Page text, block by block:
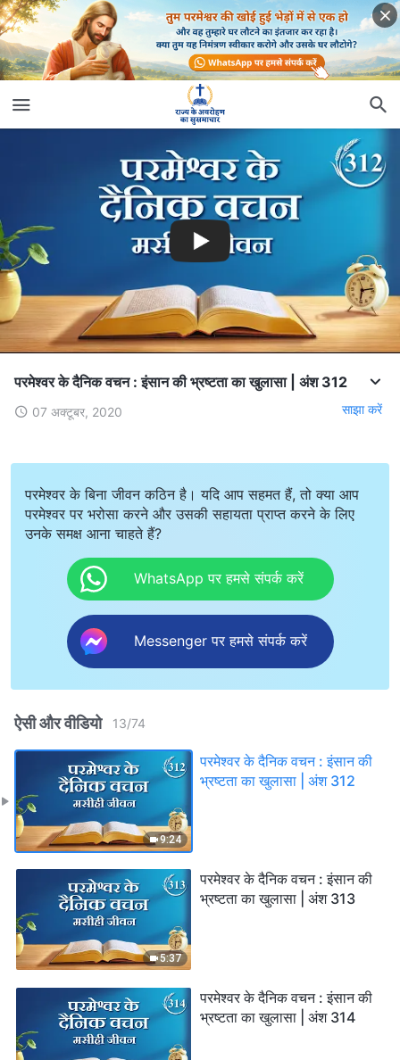
परमेश्वर के दैनिक वचन : इंसान की भ्रष्टता का खुलासा | अंश 312
07 अक्टूबर, 2020 साझा करें
परमेश्वर के बिना जीवन कठिन है। यदि आप सहमत हैं, तो क्या आप
परमेश्वर पर भरोसा करने और उसकी सहायता प्राप्त करने के लिए
उनके समक्ष आना चाहते हैं?
WhatsApp पर हमसे संपर्क करें
Messenger पर हमसे संपर्क करें
ऐसी और वीडियो 13/74
9:24
परमेश्वर के दैनिक वचन : इंसान की
भ्रष्टता का खुलासा | अंश 312
5:37
परमेश्वर के दैनिक वचन : इंसान की
भ्रष्टता का खुलासा | अंश 313
परमेश्वर के दैनिक वचन : इंसान की
भ्रष्टता का खुलासा | अंश 314